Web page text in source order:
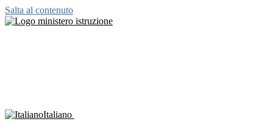
Salta al contenuto
Italiano